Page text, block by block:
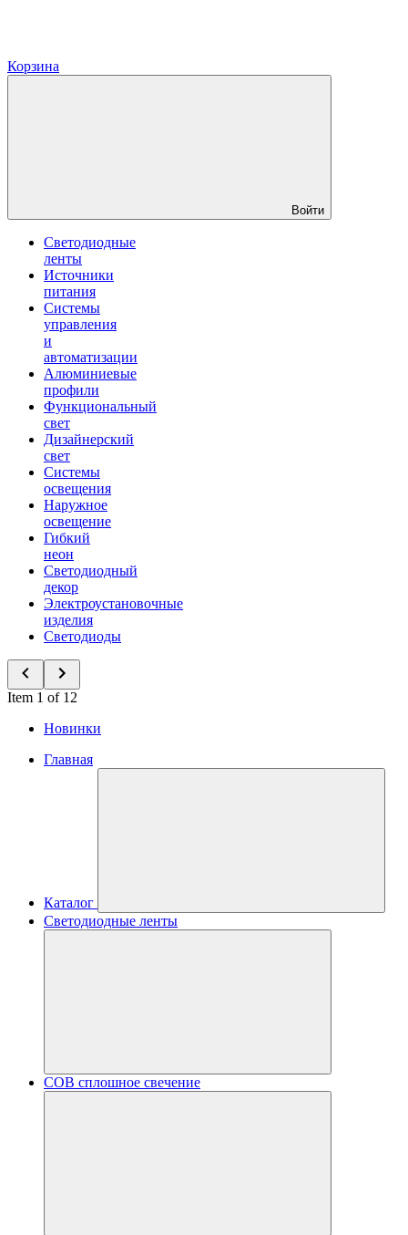
Корзина
Войти
Светодиодные
ленты
Источники
питания
Системы
управления
и
автоматизации
Алюминиевые
профили
Функциональный
свет
Дизайнерский
свет
Системы
освещения
Наружное
освещение
Гибкий
неон
Светодиодный
декор
Электроустановочные
изделия
Светодиоды
Item 1 of 12
Новинки
Главная
Каталог
Светодиодные ленты
COB сплошное свечение